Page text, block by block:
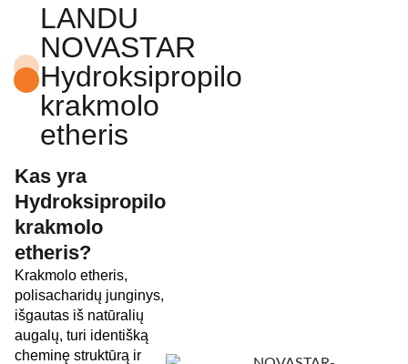
LANDU
NOVASTAR
Hydroksipropilo
krakmolo
etheris
Kas yra
Hydroksipropilo
krakmolo
etheris?
Krakmolo etheris,
polisacharidų junginys,
išgautas iš natūralių
augalų, turi identišką
cheminę struktūrą ir